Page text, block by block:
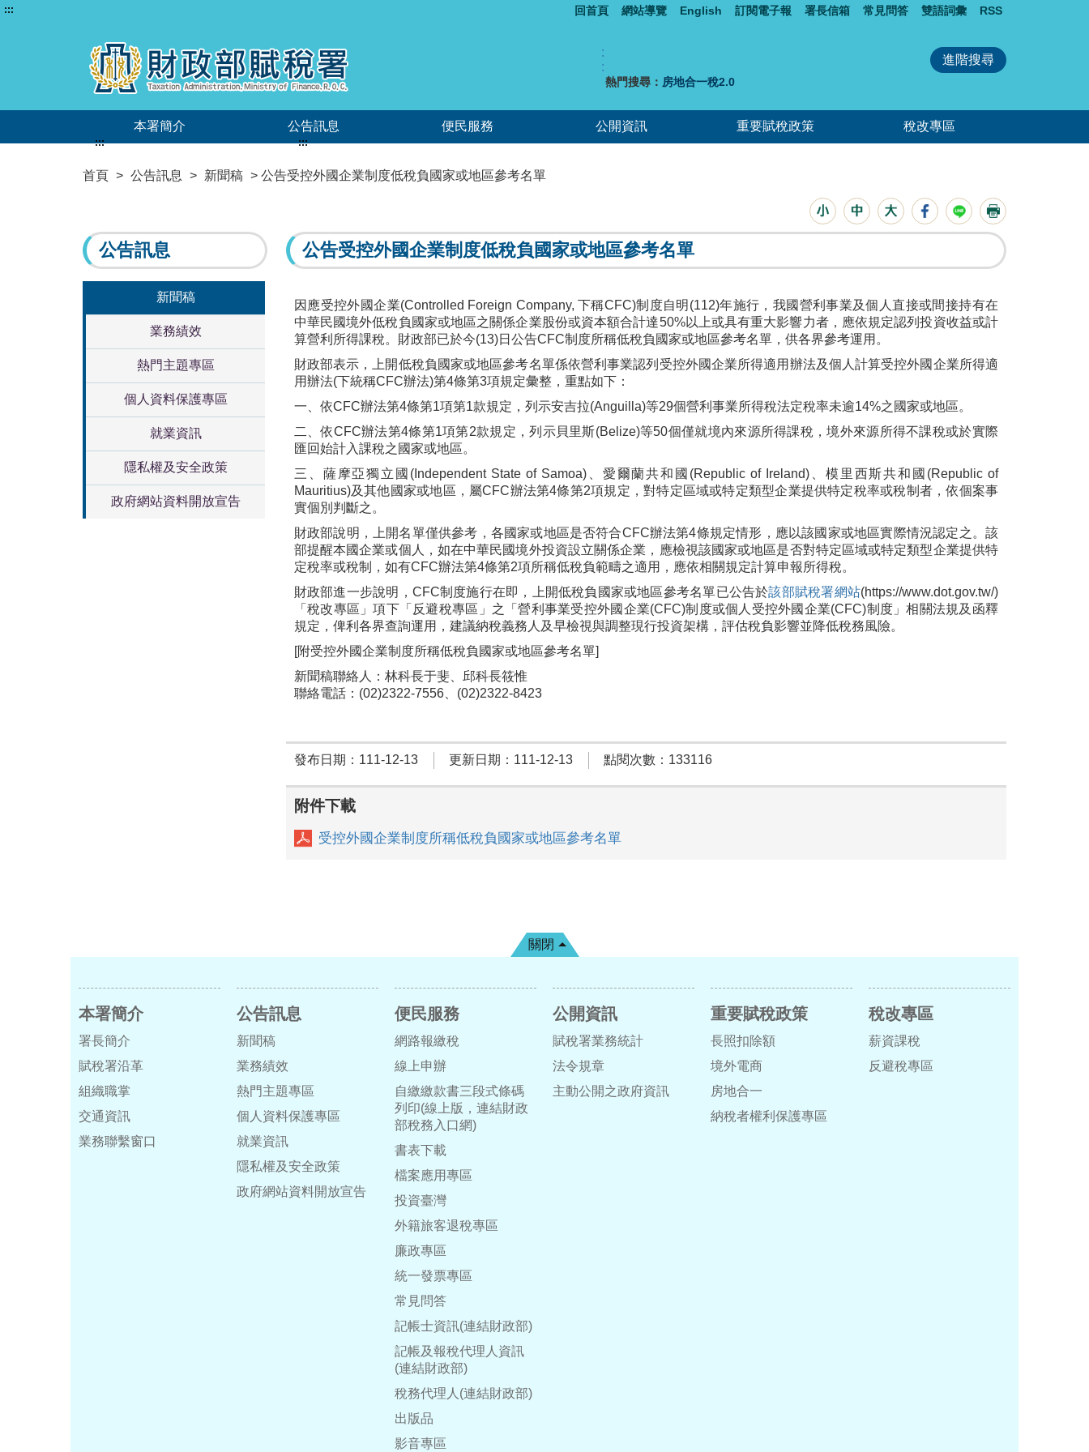
::: 回首頁 網站導覽 English 訂閱電子報 署長信箱 常見問答 雙語詞彙 RSS
:
:
熱門搜尋： 房地合一稅2.0
本署簡介 公告訊息 便民服務 公開資訊 重要賦稅政策 稅改專區
首頁 > 公告訊息 > 新聞稿 > 公告受控外國企業制度低稅負國家或地區參考名單
:::
公告訊息
新聞稿
業務績效
熱門主題專區
個人資料保護專區
就業資訊
隱私權及安全政策
政府網站資料開放宣告
:::
公告受控外國企業制度低稅負國家或地區參考名單
因應受控外國企業(Controlled Foreign Company, 下稱CFC)制度自明(112)年施行，我國營利事業及個人直接或間接持有在
中華民國境外低稅負國家或地區之關係企業股份或資本額合計達50%以上或具有重大影響力者，應依規定認列投資收益或計
算營利所得課稅。財政部已於今(13)日公告CFC制度所稱低稅負國家或地區參考名單，供各界參考運用。
財政部表示，上開低稅負國家或地區參考名單係依營利事業認列受控外國企業所得適用辦法及個人計算受控外國企業所得適
用辦法(下統稱CFC辦法)第4條第3項規定彙整，重點如下：
一、依CFC辦法第4條第1項第1款規定，列示安吉拉(Anguilla)等29個營利事業所得稅法定稅率未逾14%之國家或地區。
二、依CFC辦法第4條第1項第2款規定，列示貝里斯(Belize)等50個僅就境內來源所得課稅，境外來源所得不課稅或於實際
匯回始計入課稅之國家或地區。
三、薩摩亞獨立國(Independent State of Samoa)、愛爾蘭共和國(Republic of Ireland)、模里西斯共和國(Republic of
Mauritius)及其他國家或地區，屬CFC辦法第4條第2項規定，對特定區域或特定類型企業提供特定稅率或稅制者，依個案事
實個別判斷之。
財政部說明，上開名單僅供參考，各國家或地區是否符合CFC辦法第4條規定情形，應以該國家或地區實際情況認定之。該
部提醒本國企業或個人，如在中華民國境外投資設立關係企業，應檢視該國家或地區是否對特定區域或特定類型企業提供特
定稅率或稅制，如有CFC辦法第4條第2項所稱低稅負範疇之適用，應依相關規定計算申報所得稅。
財政部進一步說明，CFC制度施行在即，上開低稅負國家或地區參考名單已公告於該部賦稅署網站(https://www.dot.gov.tw/)
「稅改專區」項下「反避稅專區」之「營利事業受控外國企業(CFC)制度或個人受控外國企業(CFC)制度」相關法規及函釋
規定，俾利各界查詢運用，建議納稅義務人及早檢視與調整現行投資架構，評估稅負影響並降低稅務風險。
[附受控外國企業制度所稱低稅負國家或地區參考名單]
新聞稿聯絡人：林科長于斐、邱科長筱惟
聯絡電話：(02)2322-7556、(02)2322-8423
發布日期：111-12-13 更新日期：111-12-13 點閱次數：133116
附件下載
受控外國企業制度所稱低稅負國家或地區參考名單
關閉
本署簡介
署長簡介
賦稅署沿革
組織職掌
交通資訊
業務聯繫窗口
公告訊息
新聞稿
業務績效
熱門主題專區
個人資料保護專區
就業資訊
隱私權及安全政策
政府網站資料開放宣告
便民服務
網路報繳稅
線上申辦
自繳繳款書三段式條碼
列印(線上版，連結財政
部稅務入口網)
書表下載
檔案應用專區
投資臺灣
外籍旅客退稅專區
廉政專區
統一發票專區
常見問答
記帳士資訊(連結財政部)
記帳及報稅代理人資訊
(連結財政部)
稅務代理人(連結財政部)
出版品
影音專區
公開資訊
賦稅署業務統計
法令規章
主動公開之政府資訊
重要賦稅政策
長照扣除額
境外電商
房地合一
納稅者權利保護專區
稅改專區
薪資課稅
反避稅專區